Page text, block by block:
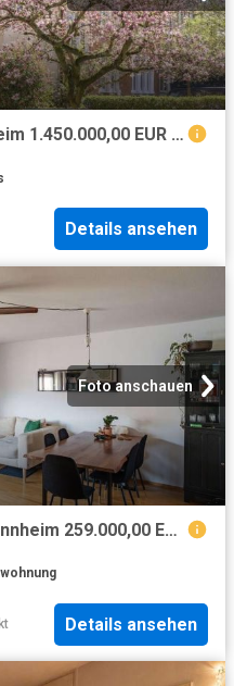
Haus zum Kaufen in Mannheim 1.450.000,00 EUR 364 m²
Details ansehen
Foto anschauen
Wohnung zum Kaufen in Mannheim 259.000,00 EUR 60 m²
Details ansehen